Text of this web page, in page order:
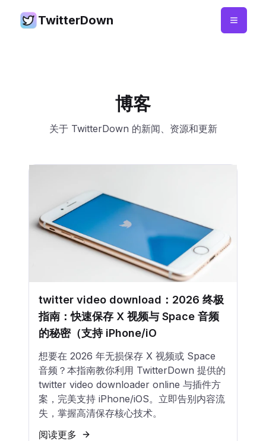
TwitterDown
博客
关于 TwitterDown 的新闻、资源和更新
twitter video download：2026 终极
指南：快速保存 X 视频与 Space 音频
的秘密（支持 iPhone/iO
想要在 2026 年无损保存 X 视频或 Space
音频？本指南教你利用 TwitterDown 提供的
twitter video downloader online 与插件方
案，完美支持 iPhone/iOS。立即告别内容流
失，掌握高清保存核心技术。
阅读更多